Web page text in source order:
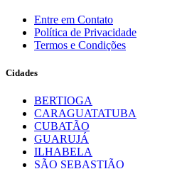
Entre em Contato
Política de Privacidade
Termos e Condições
Cidades
BERTIOGA
CARAGUATATUBA
CUBATÃO
GUARUJÁ
ILHABELA
SÃO SEBASTIÃO